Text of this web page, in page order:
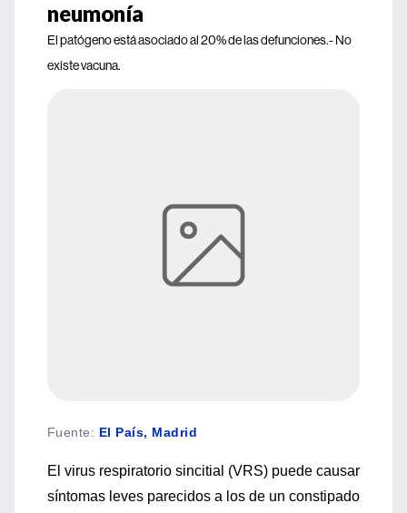
neumonía
El patógeno está asociado al 20% de las defunciones.- No
existe vacuna.
Fuente: El País, Madrid
El virus respiratorio sincitial (VRS) puede causar
síntomas leves parecidos a los de un constipado